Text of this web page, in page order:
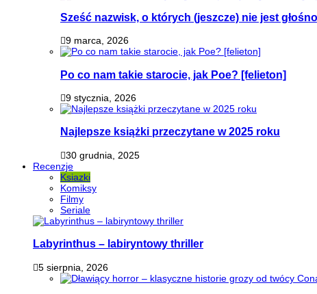
Sześć nazwisk, o których (jeszcze) nie jest
9 marca, 2026
Po co nam takie starocie, jak Poe? [felieton]
9 stycznia, 2026
Najlepsze książki przeczytane w 2025 roku
30 grudnia, 2025
Recenzje
Ksiazki
Komiksy
Filmy
Seriale
Labyrinthus – labiryntowy thriller
5 sierpnia, 2026